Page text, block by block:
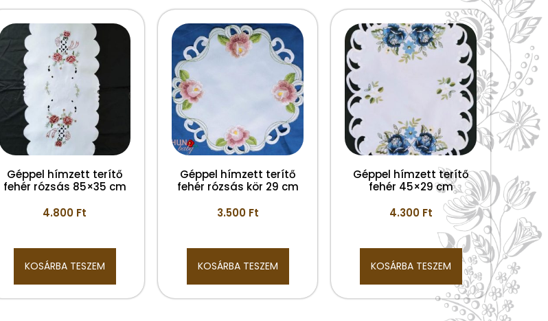
Géppel hímzett terítő
fehér rózsás 85×35 cm
4.800 Ft
KOSÁRBA TESZEM
Géppel hímzett terítő
fehér rózsás kör 29 cm
3.500 Ft
KOSÁRBA TESZEM
Géppel hímzett terítő
fehér 45×29 cm
4.300 Ft
KOSÁRBA TESZEM